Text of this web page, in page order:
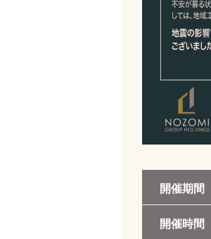
開催期間
開催時間